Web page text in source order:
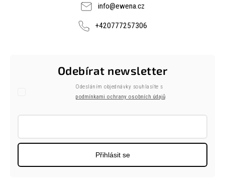
info@ewena.cz
+420777257306
Odebírat newsletter
Odesláním objednávky souhlasíte s
podmínkami ochrany osobních údajů
Přihlásit se